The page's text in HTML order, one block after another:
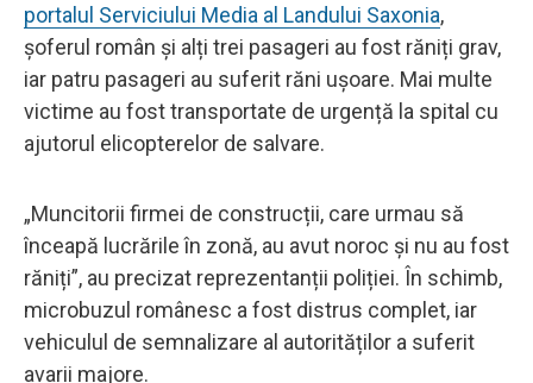
portalul Serviciului Media al Landului Saxonia,
șoferul român și alți trei pasageri au fost răniți grav,
iar patru pasageri au suferit răni ușoare. Mai multe
victime au fost transportate de urgență la spital cu
ajutorul elicopterelor de salvare.
„Muncitorii firmei de construcții, care urmau să
înceapă lucrările în zonă, au avut noroc și nu au fost
răniți”, au precizat reprezentanții poliției. În schimb,
microbuzul românesc a fost distrus complet, iar
vehiculul de semnalizare al autorităților a suferit
avarii majore.